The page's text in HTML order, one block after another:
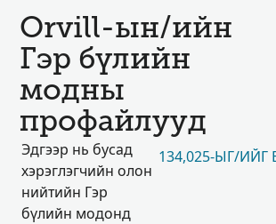
Orvill-ын/ийн
Гэр бүлийн
модны
профайлууд
Эдгээр нь бусад
хэрэглэгчийн олон
нийтийн Гэр
бүлийн модонд
134,025-ЫГ/ИЙГ